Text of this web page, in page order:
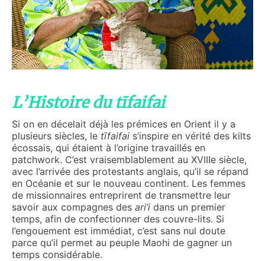
L’Histoire du tīfaifai
Si on en décelait déjà les prémices en Orient il y a
plusieurs siècles, le tīfaifai s’inspire en vérité des kilts
écossais, qui étaient à l’origine travaillés en
patchwork. C’est vraisemblablement au XVIIIe siècle,
avec l’arrivée des protestants anglais, qu’il se répand
en Océanie et sur le nouveau continent. Les femmes
de missionnaires entreprirent de transmettre leur
savoir aux compagnes des ari’i dans un premier
temps, afin de confectionner des couvre-lits. Si
l’engouement est immédiat, c’est sans nul doute
parce qu’il permet au peuple Maohi de gagner un
temps considérable.